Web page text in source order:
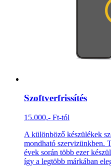
Szoftverfrissítés
15.000,- Ft-tól
A különböző készülékek
mondható szervizünkben.
évek során több ezer
így a legtöbb márkában